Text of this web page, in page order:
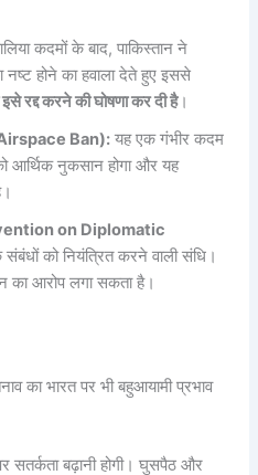
कदमों के बाद, पाकिस्तान ने
नष्ट होने का हवाला देते हुए इससे
रद्द करने की घोषणा कर दी है।
Airspace Ban): यह एक गंभीर कदम
आर्थिक नुकसान होगा और यह
on Diplomatic
को नियंत्रित करने वाली संधि।
का आरोप लगा सकता है।
का भारत पर भी बहुआयामी प्रभाव
सतर्कता बढ़ानी होगी। घुसपैठ और